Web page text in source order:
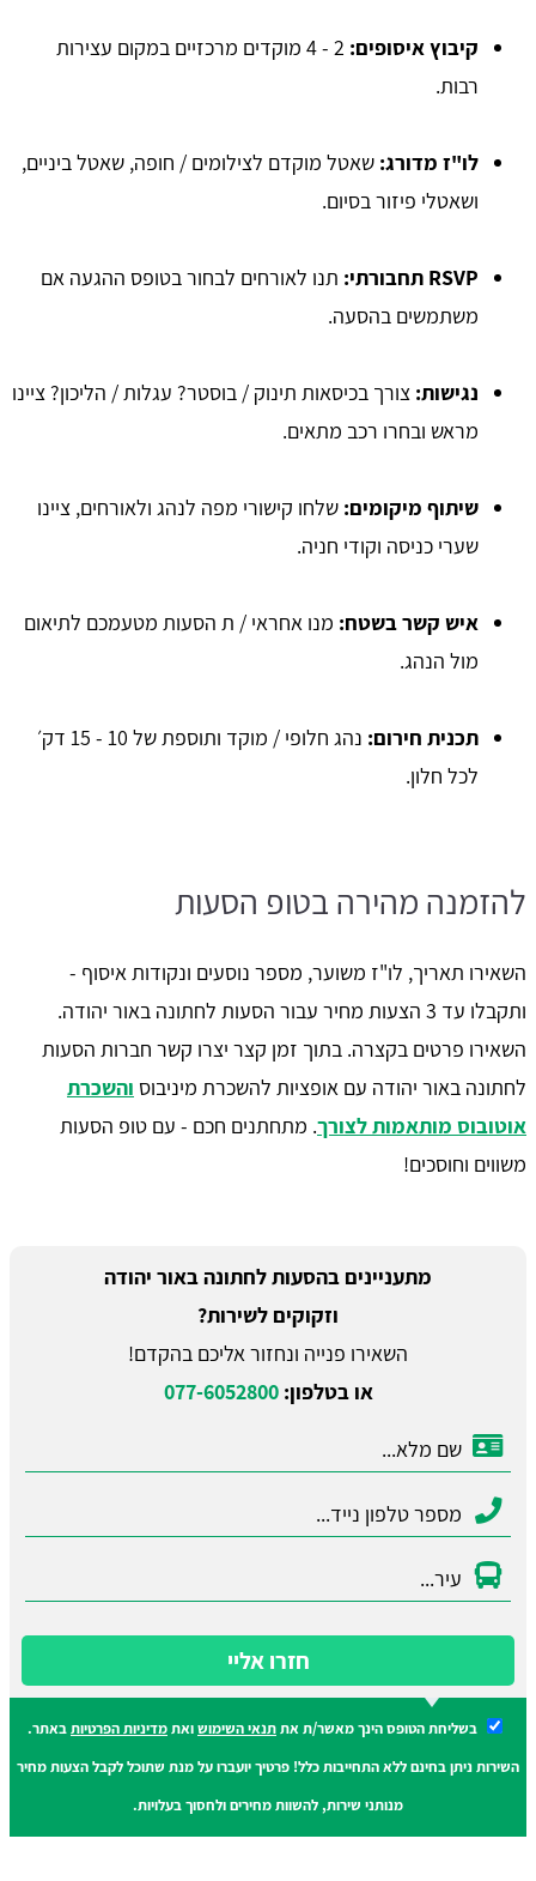
קיבוץ איסופים:
2 - 4 מוקדים מרכזיים במקום עצירות
רבות.
לו"ז מדורג: שאטל מוקדם לצילומים / חופה, שאטל ביניים,
ושאטלי פיזור בסיום.
RSVP תחבורתי:
תנו לאורחים לבחור בטופס ההגעה אם
משתמשים בהסעה.
נגישות: צורך בכיסאות תינוק / בוסטר? עגלות / הליכון? ציינו
מראש ובחרו רכב מתאים.
שיתוף מיקומים: שלחו קישורי מפה לנהג ולאורחים, ציינו
שערי כניסה וקודי חניה.
איש קשר בשטח: מנו אחראי / ת הסעות מטעמכם לתיאום
מול הנהג.
תכנית חירום:
נהג חלופי / מוקד ותוספת של 10 - 15 דק׳
לכל חלון.
להזמנה מהירה בטופ הסעות
השאירו תאריך, לו"ז משוער, מספר נוסעים ונקודות איסוף -
ותקבלו עד 3 הצעות מחיר עבור הסעות לחתונה באור יהודה.
השאירו פרטים בקצרה. בתוך זמן קצר יצרו קשר חברות הסעות
לחתונה באור יהודה עם אופציות להשכרת מיניבוס והשכרת
אוטובוס מותאמות לצורך. מתחתנים חכם - עם טופ הסעות
משווים וחוסכים!
מתעניינים בהסעות לחתונה באור יהודה
וזקוקים לשירות?
השאירו פנייה ונחזור אליכם בהקדם!
או בטלפון:077-6052800
חזרו אליי
בשליחת הטופס הינך מאשר/ת אתתנאי השימושואתמדיניות הפרטיותבאתר.
השירות ניתן בחינם ללא התחייבות כלל! פרטיך יועברו על מנת שתוכל לקבל הצעות מחיר
מנותני שירות, להשוות מחירים ולחסוך בעלויות.